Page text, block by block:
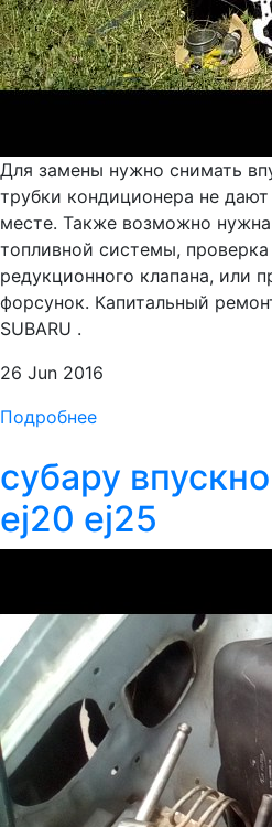
Для замены нужно снимать
трубки кондиционера не дают
месте. Также возможно
топливной системы,
редукционного клапана, или
форсунок. Капитальный
SUBARU .
26 Jun 2016
Подробнее
субару
ej20 ej25